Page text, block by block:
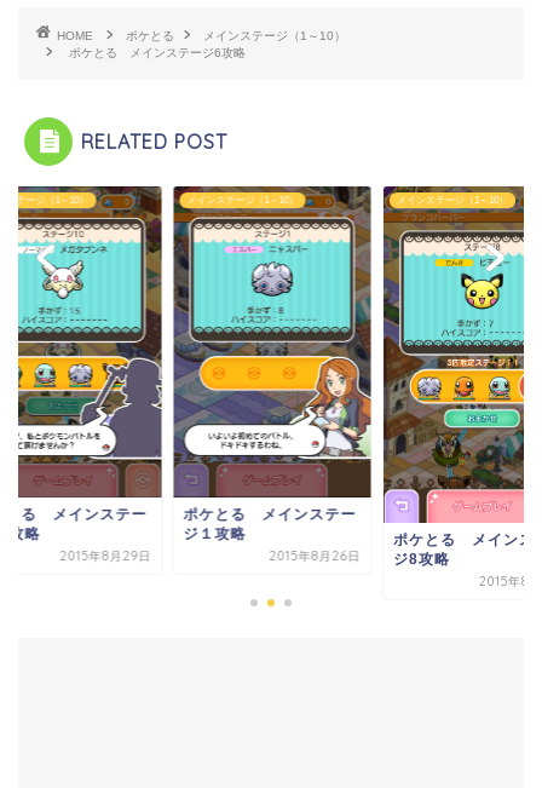
HOME ポケとる
メインステージ（1～10）
ポケとる メインステージ6攻略
RELATED POST
ステージ（1～10）
とる メインステー
攻略
2015年8月26日
メインステージ（1～10）
ポケとる メインステー
メインステージ（1～10）
ポケとる メインス
ジ10攻略